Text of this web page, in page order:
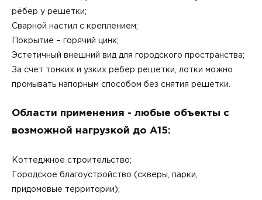
рёбер у решетки;
Сварной настил с креплением;
Покрытие – горячий цинк;
Эстетичный внешний вид для городского пространства;
За счет тонких и узких ребер решетки, лотки можно
промывать напорным способом без снятия решетки.
Области применения - любые объекты с
возможной нагрузкой до А15:
Коттеджное строительство;
Городское благоустройство (скверы, парки,
придомовые территории);